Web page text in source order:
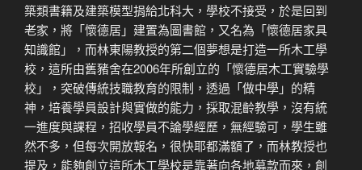
築類書籍及建築模型捐給北科大，學校不接受，於是回到
老家，將「懷德居」建置為圖書館，又名為「懷德居家具
知識館」，而林東陽教授的第二個夢想是打造一所木工學
校，這所由舊豬舍在2006年所創立的「懷德居木工實驗學
校」，突破傳統技職教育的限制，透過「做中學」的精
神，培養學員設計與實做的能力，採取混齡教學，沒有統
一進度與課程，招收學員不論學經歷，無經驗可，學生雖
然不多，但每次開放報名，很快耶都滿額了，而林教授也
提及，能夠創立這所木工學校是靠著向各地募款而來，創